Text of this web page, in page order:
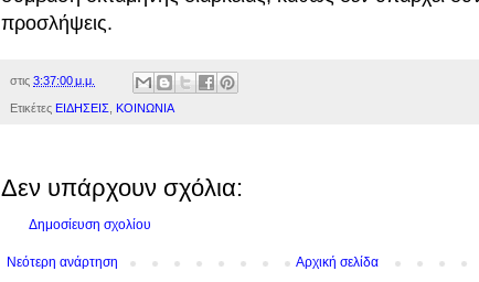
προσλήψεις.
στις 3:37:00 μ.μ.
Ετικέτες ΕΙΔΗΣΕΙΣ ΚΟΙΝΩΝΙΑ
Δεν υπάρχουν σχόλια:
Δημοσίευση σχολίου
Νεότερη ανάρτηση
Αρχική σελίδα